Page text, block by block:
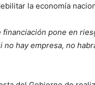
la economía
pone en
no hay empresa, no